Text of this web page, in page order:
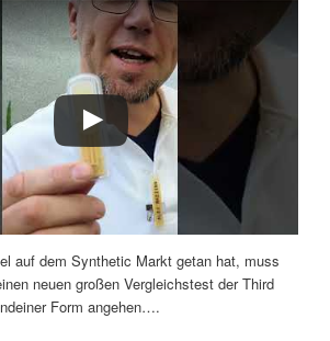
auf dem Synthetic Markt getan hat, muss
neuen großen Vergleichstest der Third
Form angehen….